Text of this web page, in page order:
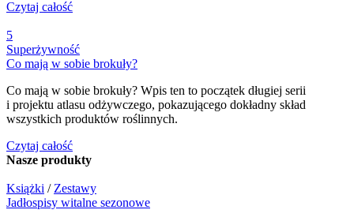
Czytaj całość
5
Superżywność
Co mają w sobie brokuły?
Co mają w sobie brokuły? Wpis ten to początek długiej serii
i projektu atlasu odżywczego, pokazującego dokładny skład
wszystkich produktów roślinnych.
Czytaj całość
Nasze produkty
Książki / Zestawy
Jadłospisy witalne sezonowe